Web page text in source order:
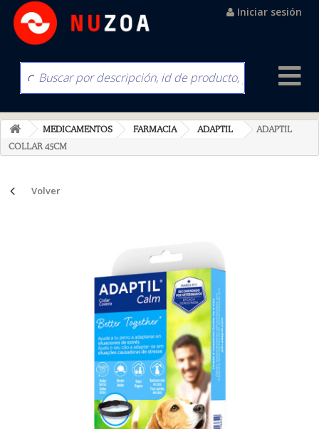
Iniciar sesión
MEDICAMENTOS FARMACIA ADAPTIL
ADAPTIL
COLLAR 45CM
Volver